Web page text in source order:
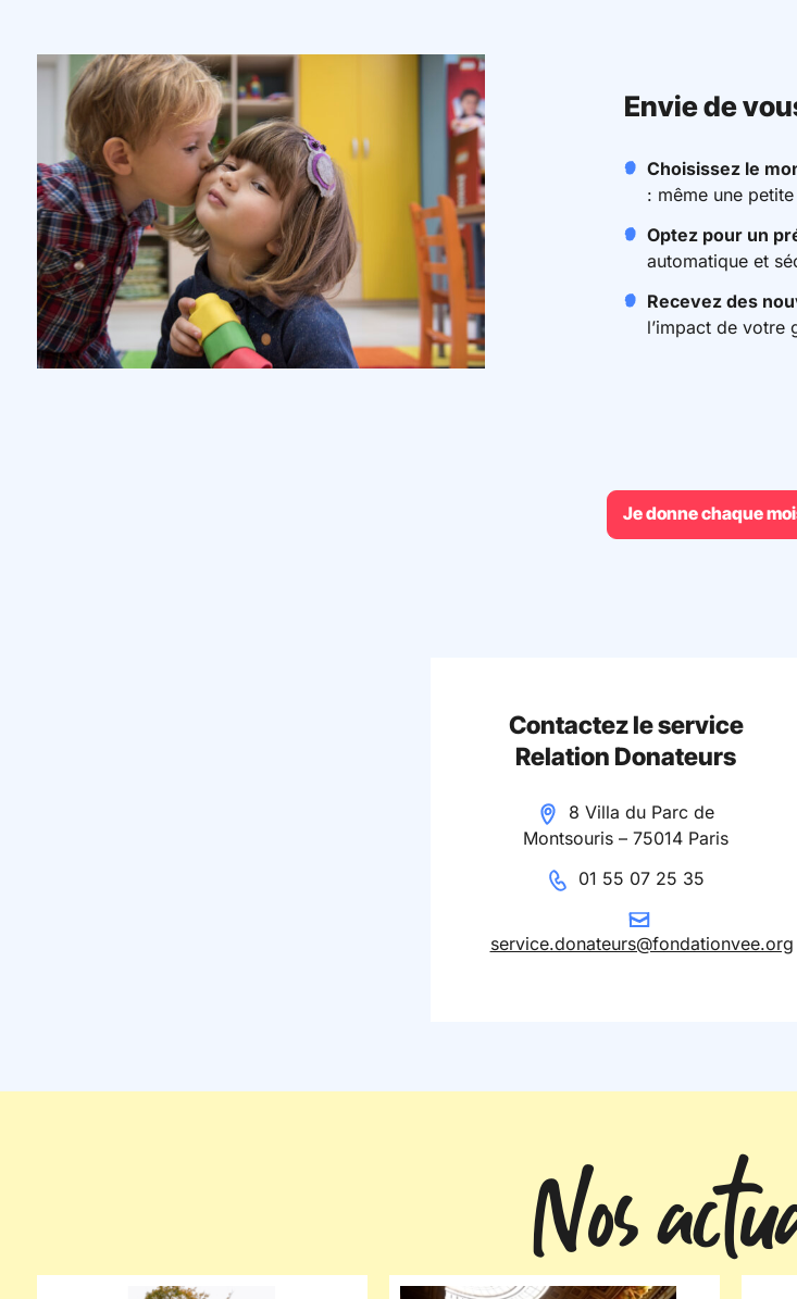
Envie de
Choisissez le
: même une
Optez pour un
automatique et
Recevez des
l’impact de votre
Je donne chaque
Contactez le service
Relation Donateurs
8 Villa du Parc de
Montsouris – 75014 Paris
01 55 07 25 35
service.donateurs@fondationvee.org
Nos